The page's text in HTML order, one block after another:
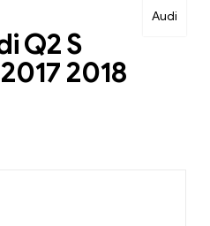
Audi
Q2 S
2018